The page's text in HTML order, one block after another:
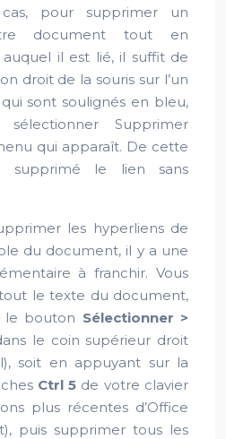
pour supprimer un
document tout en
il est lié, il suffit de
droit de la souris sur l’un
sont soulignés en bleu,
Supprimer
qui apparaît. De cette
supprimé le lien sans
les hyperliens de
du document, il y a une
à franchir. Vous
le texte du document,
le bouton Sélectionner >
le coin supérieur droit
soit en appuyant sur la
Ctrl 5 de votre clavier
plus récentes d’Office
puis supprimer tous les